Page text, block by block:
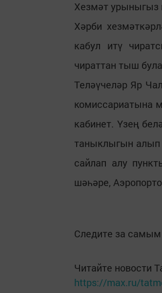
Хезмәт урыныгыз
Хәрби
кабул итү
чираттан тыш
Теләүчеләр Яр
комиссариатына
кабинет. Үзең
таныклыгын алып
сайлап алу
шәһәре,
Следите за
Читайте новости
https://max.ru/